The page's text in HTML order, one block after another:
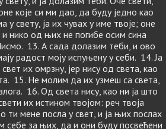
које си ми дао, да буду једно као
свету, ја их чувах у име твоје; оне
и нико од њих не погибе осим сина
13. А сада долазим теби, и ово
радост моју испуњену у себи. 14. Ја
их омрзну, јер нису од света, као
15. Не молим да их узмеш са света,
16. Од света нису, као ни ја што
их истином твојом: реч твоја
ти мене посла у свет, и ја њих послах
себе за њих, да и они буду посвећени